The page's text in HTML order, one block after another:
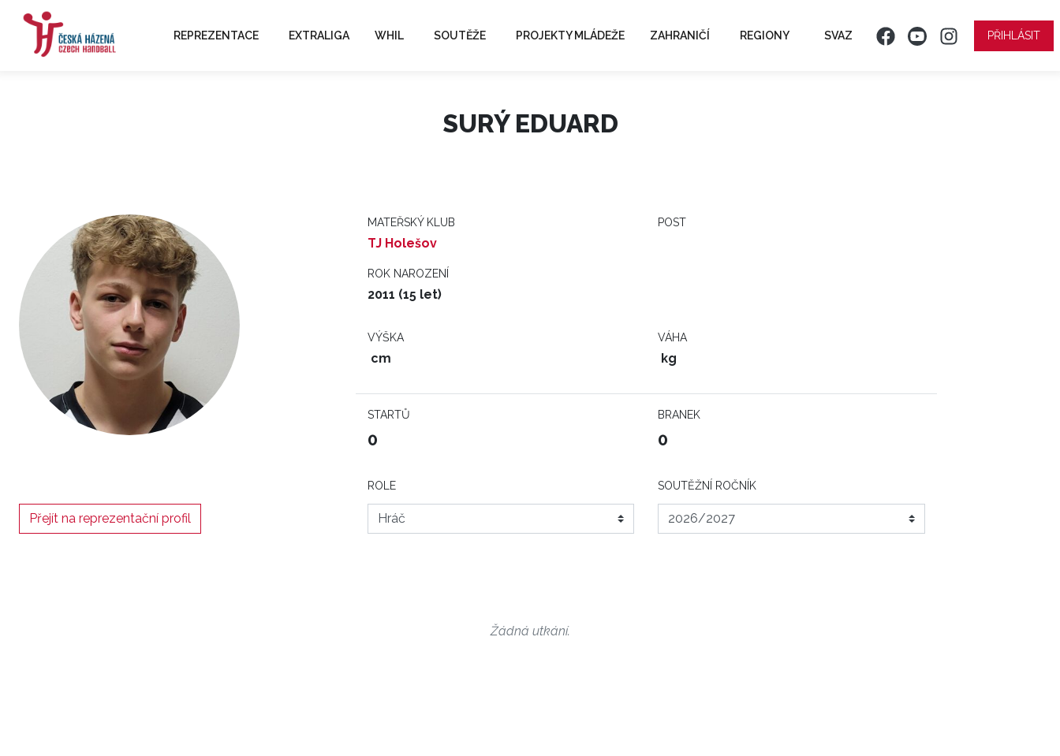
REPREZENTACE EXTRALIGA WHIL SOUTĚŽE PROJEKTY MLÁDEŽE ZAHRANIČÍ REGIONY SVAZ PŘIHLÁSIT
SURÝ EDUARD
MATEŘSKÝ KLUB
TJ Holešov
POST
ROK NAROZENÍ
2011 (15 let)
VÝŠKA
cm
VÁHA
kg
STARTŮ
0
BRANEK
0
Přejít na reprezentační profil
ROLE SOUTĚŽNÍ ROČNÍK
Žádná utkání.